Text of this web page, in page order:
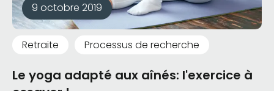
9 octobre 2019
Retraite Processus de recherche
Le yoga adapté aux aînés: l'exercice à